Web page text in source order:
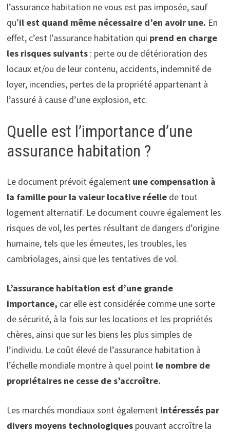
l’assurance habitation ne vous est pas imposée, sauf
qu’il est quand même nécessaire d’en avoir une. En
effet, c’est l’assurance habitation qui prend en charge
les risques suivants: perte ou de détérioration des
locaux et/ou de leur contenu, accidents, indemnité de
loyer, incendies, pertes de la propriété appartenant à
l’assuré à cause d’une explosion, etc.
Quelle est l’importance d’une
assurance habitation ?
Le document prévoit égalementune compensation à
la famille pour la valeur locative réellede tout
logement alternatif. Le document couvre également les
risques de vol, les pertes résultant de dangers d’origine
humaine, tels que les émeutes, les troubles, les
cambriolages, ainsi que les tentatives de vol.
L’assurance habitation est d’une grande
importance, car elle est considérée comme une sorte
de sécurité, à la fois sur les locations et les propriétés
chères, ainsi que sur les biens les plus simples de
l’individu. Le coût élevé de l’assurance habitation à
l’échelle mondiale montre à quel point le nombre de
propriétaires ne cesse de s’accroître.
Les marchés mondiaux sont également intéressés par
divers moyens technologiquespouvant accroître la